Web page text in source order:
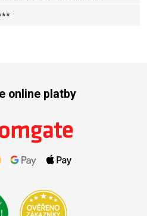
online platby